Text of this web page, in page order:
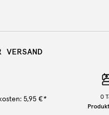
VERSAND
5,95 €* 0